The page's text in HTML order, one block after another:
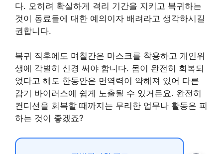
다. 오히려 확실하게 격리 기간을 지키고 복귀하는
것이 동료들에 대한 예의이자 배려라고 생각하시길
권합니다.
복귀 직후에도 며칠간은 마스크를 착용하고 개인위
생에 각별히 신경 써야 합니다. 몸이 완전히 회복되
었다고 해도 한동안은 면역력이 약해져 있어 다른
감기 바이러스에 쉽게 노출될 수 있거든요. 완전히
컨디션을 회복할 때까지는 무리한 업무나 활동은 피
하는 것이 좋겠죠?